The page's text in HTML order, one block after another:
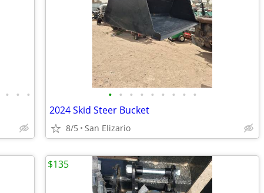
• • • • • • • • • • • •
2024 Skid Steer Bucket
8/5 San Elizario
$135